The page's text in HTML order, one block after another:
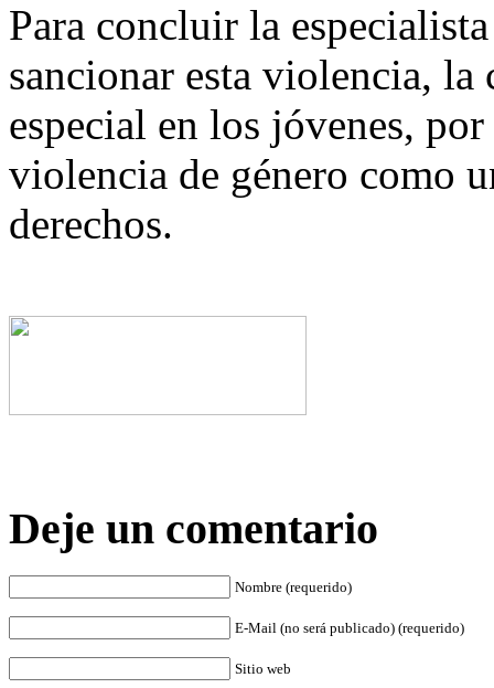
Para concluir la
sancionar esta violencia, la
especial en los jóvenes,
violencia de género como
derechos.
Deje un comentario
Nombre (requerido)
E-Mail (no será publicado) (requerido)
Sitio web